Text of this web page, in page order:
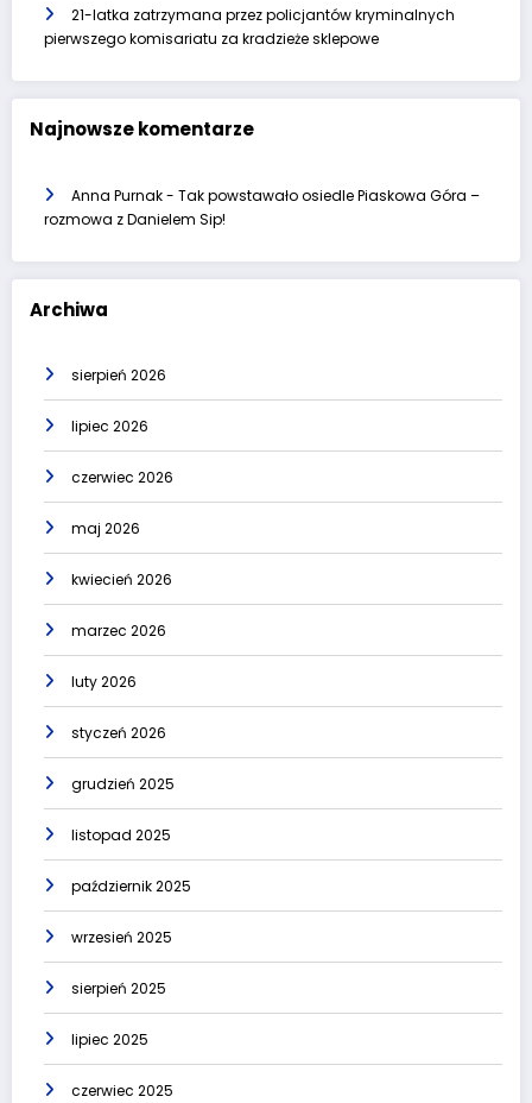
21-latka zatrzymana przez policjantów kryminalnych
pierwszego komisariatu za kradzieże sklepowe
Najnowsze komentarze
Anna Purnak- Tak powstawało osiedle Piaskowa Góra –
rozmowa z Danielem Sip!
Archiwa
sierpień 2026
lipiec 2026
czerwiec 2026
maj 2026
kwiecień 2026
marzec 2026
luty 2026
styczeń 2026
grudzień 2025
listopad 2025
październik 2025
wrzesień 2025
sierpień 2025
lipiec 2025
czerwiec 2025